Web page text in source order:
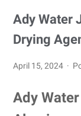
Ady Water
Drying
April 15, 2024
Ady